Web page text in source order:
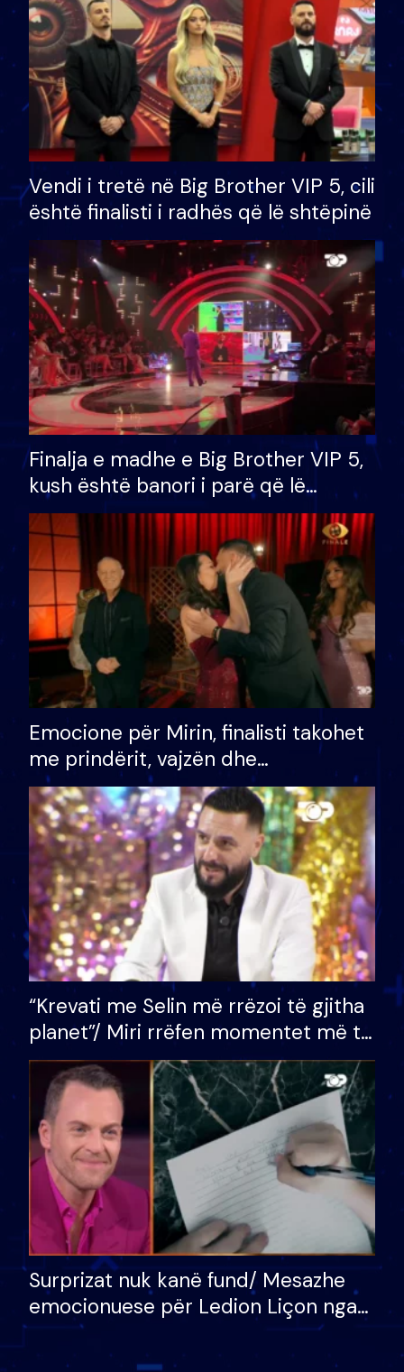
Vendi i tretë në Big Brother VIP 5, cili
është finalisti i radhës që lë shtëpinë
Finalja e madhe e Big Brother VIP 5,
kush është banori i parë që lë
shtëpinë dhe humb mundësinë për
të fituar çmimin e madh
Emocione për Mirin, finalisti takohet
me prindërit, vajzën dhe
bashkëshorten: S’kemi ndonjë letër
divorci apo jo?
“Krevati me Selin më rrëzoi të gjitha
planet”/ Miri rrëfen momentet më të
bukura në shtëpinë e BB VIP: Do më
mungojë zilja e mëngjesit kur…
Surprizat nuk kanë fund/ Mesazhe
emocionuese për Ledion Liçon nga
nëna dhe fëmijët e tij, moderatori
nuk i mban dot lotët: Nuk meritoj…